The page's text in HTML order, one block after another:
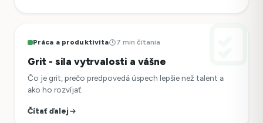
Práca a produktivita 7 min čítania
Grit - sila vytrvalosti a vášne
Čo je grit, prečo predpovedá úspech lepšie než talent a
ako ho rozvíjať.
Čítať ďalej